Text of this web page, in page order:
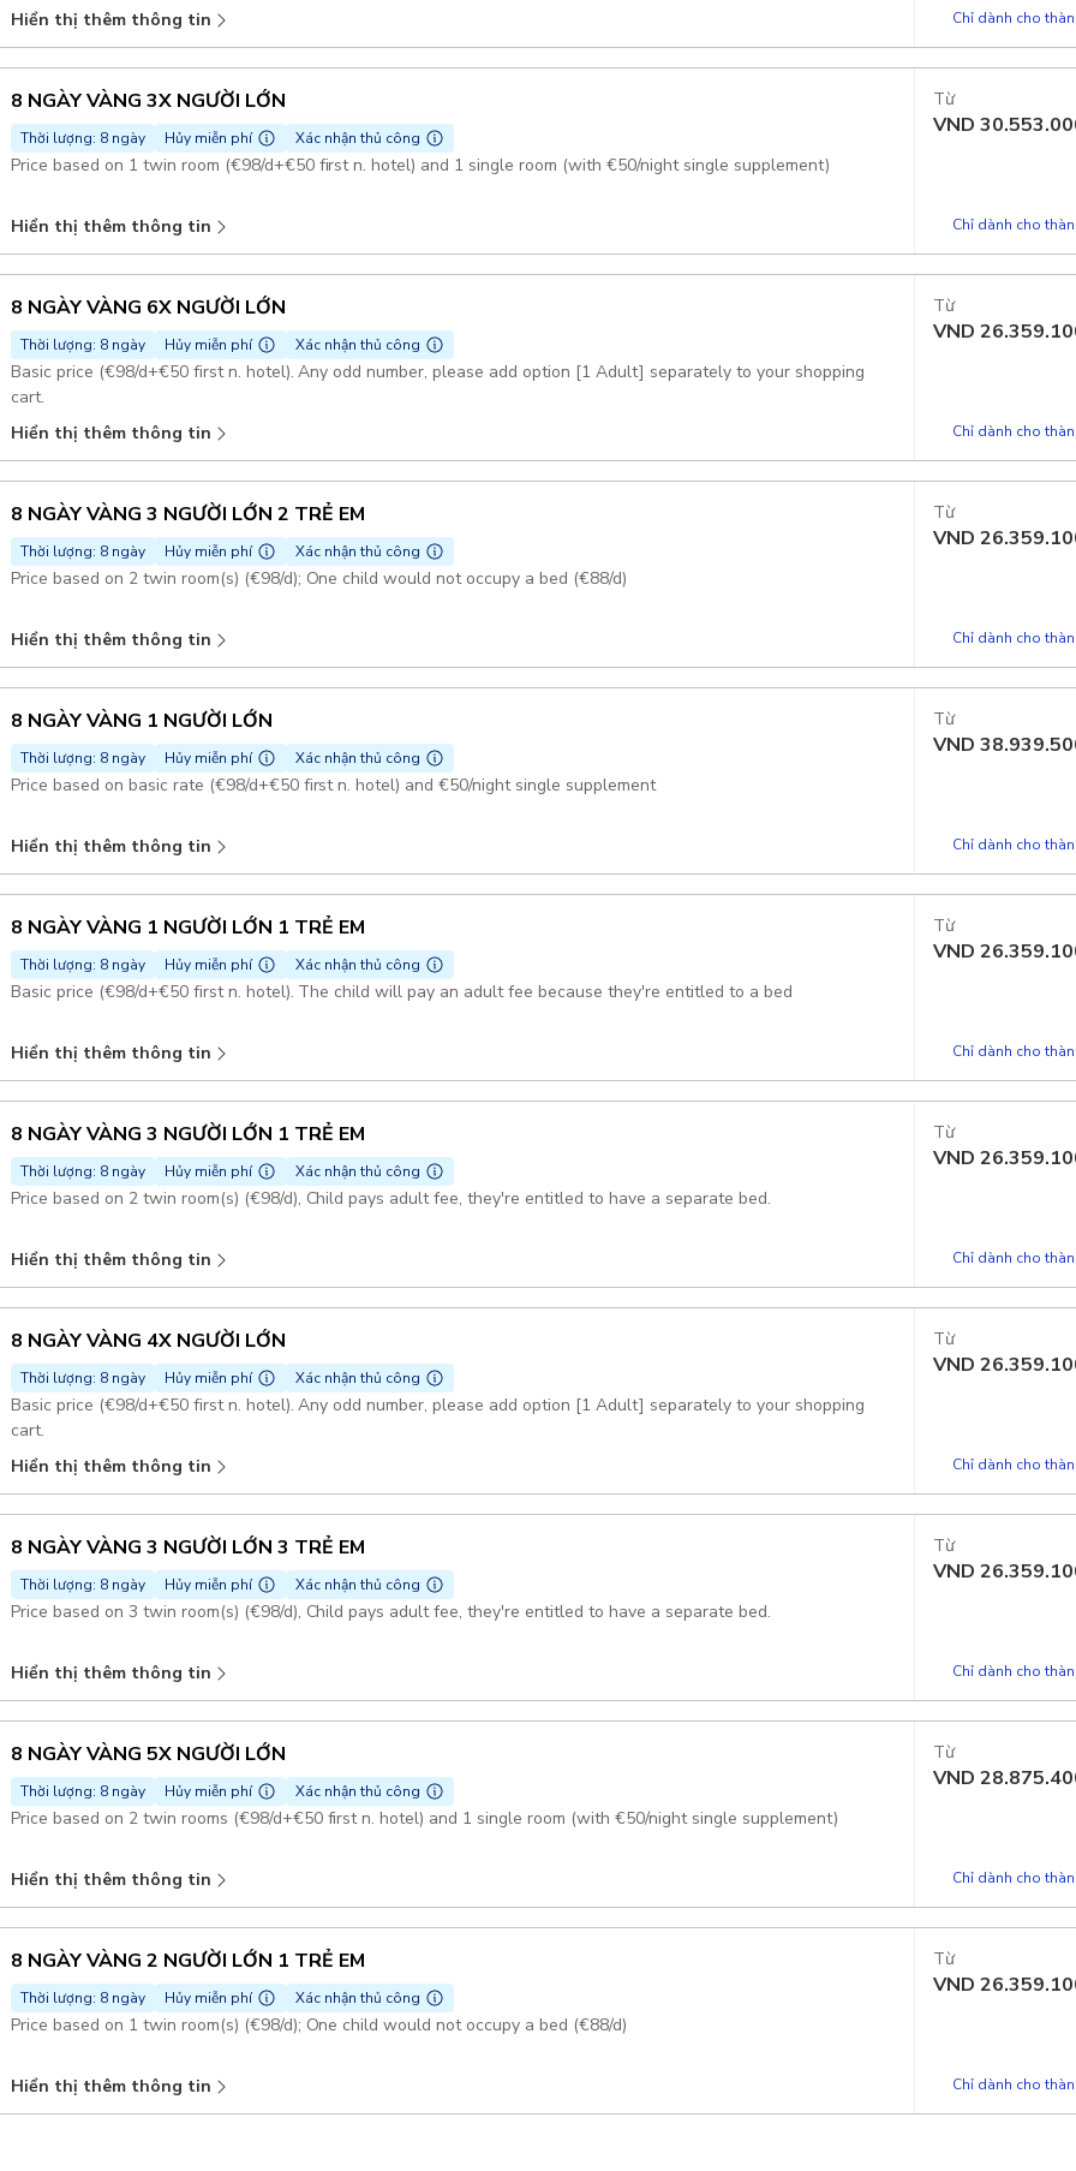
Hiển thị thêm thông tin Chỉ dành cho
8 NGÀY VÀNG 3X NGƯỜI LỚN
Thời lượng: 8 ngày Hủy miễn phí Xác nhận thủ công
Price based on 1 twin room (€98/d+€50 first n. hotel) and 1 single room (with €50/night single supplement)
Hiển thị thêm thông tin
Từ
VND
Chỉ dành cho
8 NGÀY VÀNG 6X NGƯỜI LỚN
Thời lượng: 8 ngày Hủy miễn phí Xác nhận thủ công
Basic price (€98/d+€50 first n. hotel). Any odd number, please add option [1 Adult] separately to your shopping
cart.
Hiển thị thêm thông tin
Từ
VND
Chỉ dành cho
8 NGÀY VÀNG 3 NGƯỜI LỚN 2 TRẺ EM
Thời lượng: 8 ngày Hủy miễn phí Xác nhận thủ công
Price based on 2 twin room(s) (€98/d); One child would not occupy a bed (€88/d)
Hiển thị thêm thông tin
Từ
VND
Chỉ dành cho
8 NGÀY VÀNG 1 NGƯỜI LỚN
Thời lượng: 8 ngày Hủy miễn phí Xác nhận thủ công
Price based on basic rate (€98/d+€50 first n. hotel) and €50/night single supplement
Hiển thị thêm thông tin
Từ
VND
Chỉ dành cho
8 NGÀY VÀNG 1 NGƯỜI LỚN 1 TRẺ EM
Thời lượng: 8 ngày Hủy miễn phí Xác nhận thủ công
Basic price (€98/d+€50 first n. hotel). The child will pay an adult fee because they're entitled to a bed
Hiển thị thêm thông tin
Từ
VND
Chỉ dành cho
8 NGÀY VÀNG 3 NGƯỜI LỚN 1 TRẺ EM
Thời lượng: 8 ngày Hủy miễn phí Xác nhận thủ công
Price based on 2 twin room(s) (€98/d), Child pays adult fee, they're entitled to have a separate bed.
Hiển thị thêm thông tin
Từ
VND
Chỉ dành cho
8 NGÀY VÀNG 4X NGƯỜI LỚN
Thời lượng: 8 ngày Hủy miễn phí Xác nhận thủ công
Basic price (€98/d+€50 first n. hotel). Any odd number, please add option [1 Adult] separately to your shopping
cart.
Hiển thị thêm thông tin
Từ
VND
Chỉ dành cho
8 NGÀY VÀNG 3 NGƯỜI LỚN 3 TRẺ EM
Thời lượng: 8 ngày Hủy miễn phí Xác nhận thủ công
Price based on 3 twin room(s) (€98/d), Child pays adult fee, they're entitled to have a separate bed.
Hiển thị thêm thông tin
Từ
VND
Chỉ dành cho
8 NGÀY VÀNG 5X NGƯỜI LỚN
Thời lượng: 8 ngày Hủy miễn phí Xác nhận thủ công
Price based on 2 twin rooms (€98/d+€50 first n. hotel) and 1 single room (with €50/night single supplement)
Hiển thị thêm thông tin
Từ
VND
Chỉ dành cho
8 NGÀY VÀNG 2 NGƯỜI LỚN 1 TRẺ EM
Thời lượng: 8 ngày Hủy miễn phí Xác nhận thủ công
Price based on 1 twin room(s) (€98/d); One child would not occupy a bed (€88/d)
Hiển thị thêm thông tin
Từ
VND
Chỉ dành cho